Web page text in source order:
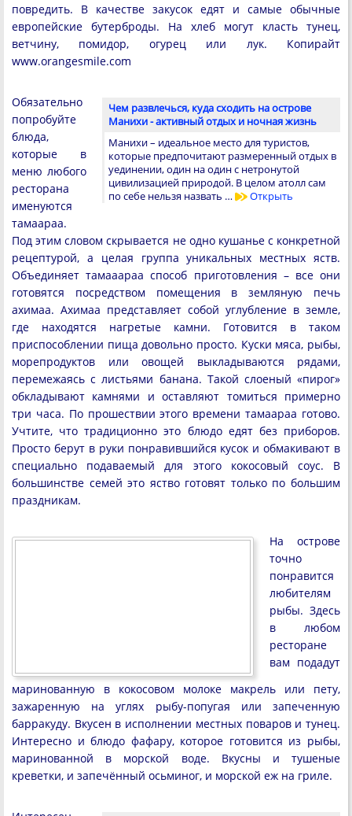
повредить. В качестве закусок едят и самые обычные
европейские бутерброды. На хлеб могут класть тунец,
ветчину, помидор, огурец или лук. Копирайт
www.orangesmile.com
Чем развлечься, куда сходить на острове
Манихи - активный отдых и ночная жизнь
Манихи – идеальное место для туристов,
которые предпочитают размеренный отдых в
уединении, один на один с нетронутой
цивилизацией природой. В целом атолл сам
по себе нельзя назвать …
Открыть
Обязательно
попробуйте
блюда,
которые в
меню любого
ресторана
именуются
тамаараа.
Под этим словом скрывается не одно кушанье с конкретной
рецептурой, а целая группа уникальных местных яств.
Объединяет тамааараа способ приготовления – все они
готовятся посредством помещения в земляную печь
ахимаа. Ахимаа представляет собой углубление в земле,
где находятся нагретые камни. Готовится в таком
приспособлении пища довольно просто. Куски мяса, рыбы,
морепродуктов или овощей выкладываются рядами,
перемежаясь с листьями банана. Такой слоеный «пирог»
обкладывают камнями и оставляют томиться примерно
три часа. По прошествии этого времени тамаараа готово.
Учтите, что традиционно это блюдо едят без приборов.
Просто берут в руки понравившийся кусок и обмакивают в
специально подаваемый для этого кокосовый соус. В
большинстве семей это яство готовят только по большим
праздникам.
На острове
точно
понравится
любителям
рыбы. Здесь
в любом
ресторане
вам подадут
маринованную в кокосовом молоке макрель или пету,
зажаренную на углях рыбу-попугая или запеченную
барракуду. Вкусен в исполнении местных поваров и тунец.
Интересно и блюдо фафару, которое готовится из рыбы,
маринованной в морской воде. Вкусны и тушеные
креветки, и запечённый осьминог, и морской еж на гриле.